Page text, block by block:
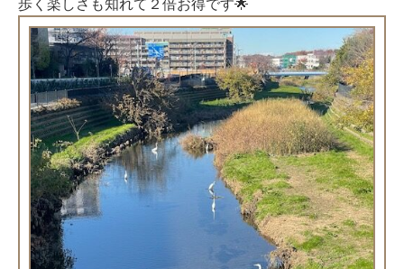
歩く楽しさも知れて２倍お得です🌟